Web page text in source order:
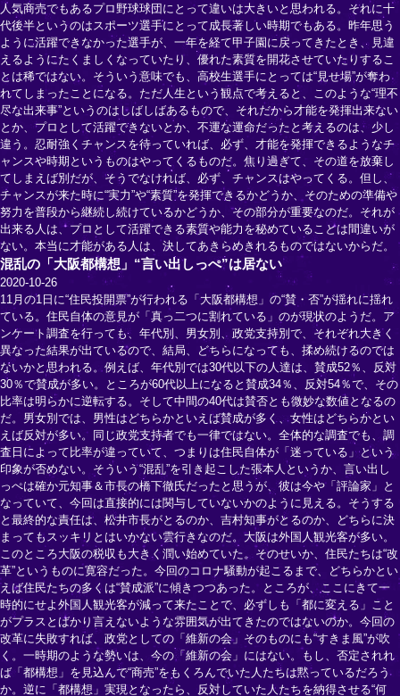
人気商売でもあるプロ野球球団にとって違いは大きいと思われる。それに十
代後半というのはスポーツ選手にとって成長著しい時期でもある。昨年思う
ように活躍できなかった選手が、一年を経て甲子園に戻ってきたとき、見違
えるようにたくましくなっていたり、優れた素質を開花させていたりするこ
とは稀ではない。そういう意味でも、高校生選手にとっては“見せ場”が奪わ
れてしまったことになる。ただ人生という観点で考えると、このような“理不
尽な出来事”というのはしばしばあるもので、それだから才能を発揮出来ない
とか、プロとして活躍できないとか、不運な運命だったと考えるのは、少し
違う。忍耐強くチャンスを待っていれば、必ず、才能を発揮できるようなチ
ャンスや時期というものはやってくるものだ。焦り過ぎて、その道を放棄し
てしまえば別だが、そうでなければ、必ず、チャンスはやってくる。但し、
チャンスが来た時に“実力”や“素質”を発揮できるかどうか、そのための準備や
努力を普段から継続し続けているかどうか、その部分が重要なのだ。それが
出来る人は、プロとして活躍できる素質や能力を秘めていることは間違いが
ない。本当に才能がある人は、決してあきらめきれるものではないからだ。
混乱の「大阪都構想」“言い出しっぺ”は居ない
2020-10-26
11月の1日に“住民投開票”が行われる「大阪都構想」の“賛・否”が揺れに揺れ
ている。住民自体の意見が「真っ二つに割れている」のが現状のようだ。ア
ンケート調査を行っても、年代別、男女別、政党支持別で、それぞれ大きく
異なった結果が出ているので、結局、どちらになっても、揉め続けるのでは
ないかと思われる。例えば、年代別では30代以下の人達は、賛成52％、反対
30％で賛成が多い。ところが60代以上になると賛成34％、反対54％で、その
比率は明らかに逆転する。そして中間の40代は賛否とも微妙な数値となるの
だ。男女別では、男性はどちらかといえば賛成が多く、女性はどちらかとい
えば反対が多い。同じ政党支持者でも一律ではない。全体的な調査でも、調
査日によって比率が違っていて、つまりは住民自体が「迷っている」という
印象が否めない。そういう“混乱”を引き起こした張本人というか、言い出し
っぺは確か元知事＆市長の橋下徹氏だったと思うが、彼は今や「評論家」と
なっていて、今回は直接的には関与していないかのように見える。そうする
と最終的な責任は、松井市長がとるのか、吉村知事がとるのか、どちらに決
まってもスッキリとはいかない雲行きなのだ。大阪は外国人観光客が多い。
このところ大阪の税収も大きく潤い始めていた。そのせいか、住民たちは“改
革”というものに寛容だった。今回のコロナ騒動が起こるまで、どちらかとい
えば住民たちの多くは“賛成派”に傾きつつあった。ところが、ここにきて一
時的にせよ外国人観光客が減って来たことで、必ずしも「都に変える」こと
がプラスとばかり言えないような雰囲気が出てきたのではないのか。今回の
改革に失敗すれば、政党としての「維新の会」そのものにも“すきま風”が吹
く。一時期のような勢いは、今の「維新の会」にはない。もし、否定されれ
ば「都構想」を見込んで“商売”をもくろんでいた人たちは黙っているだろう
か。逆に「都構想」実現となったら、反対していた人たちを納得させる“何